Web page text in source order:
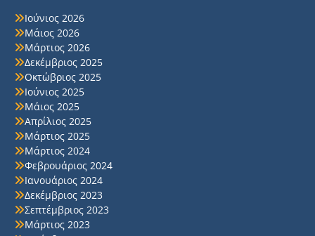
Ιούνιος 2026
Μάιος 2026
Μάρτιος 2026
Δεκέμβριος 2025
Οκτώβριος 2025
Ιούνιος 2025
Μάιος 2025
Απρίλιος 2025
Μάρτιος 2025
Μάρτιος 2024
Φεβρουάριος 2024
Ιανουάριος 2024
Δεκέμβριος 2023
Σεπτέμβριος 2023
Μάρτιος 2023